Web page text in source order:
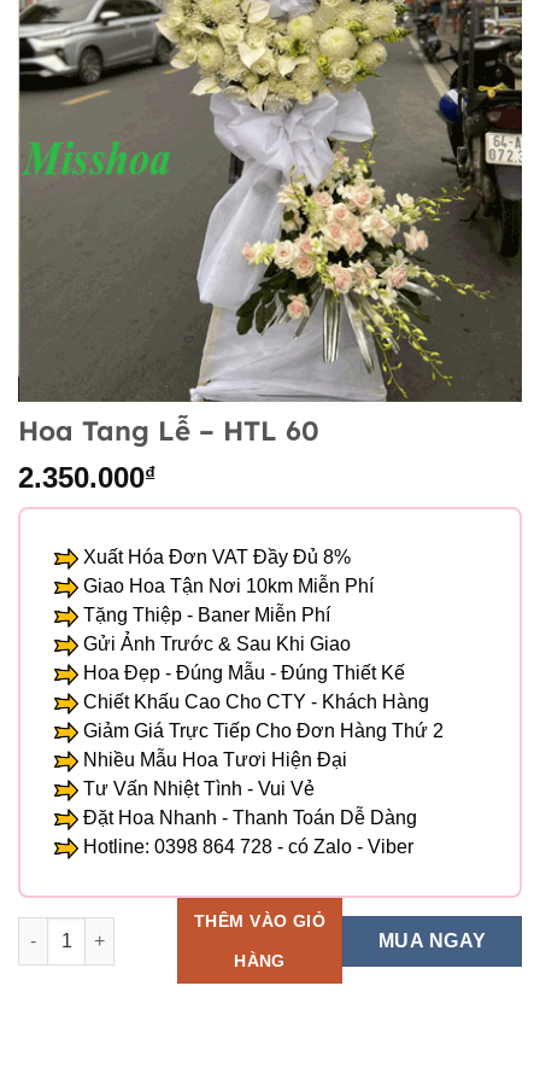
Hoa Tang Lễ – HTL 60
2.350.000₫
Xuất Hóa Đơn VAT Đầy Đủ 8%
Giao Hoa Tận Nơi 10km Miễn Phí
Tặng Thiệp - Baner Miễn Phí
Gửi Ảnh Trước & Sau Khi Giao
Hoa Đẹp - Đúng Mẫu - Đúng Thiết Kế
Chiết Khấu Cao Cho CTY - Khách Hàng
Giảm Giá Trực Tiếp Cho Đơn Hàng Thứ 2
Nhiều Mẫu Hoa Tươi Hiện Đại
Tư Vấn Nhiệt Tình - Vui Vẻ
Đặt Hoa Nhanh - Thanh Toán Dễ Dàng
Hotline: 0398 864 728 - có Zalo - Viber
Hoa Tang Lễ - HTL 60 số lượng
THÊM VÀO GIỎ
HÀNG
MUA NGAY